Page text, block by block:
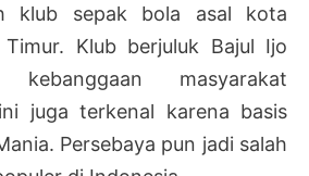
klub sepak bola asal kota
Klub berjuluk Bajul Ijo
masyarakat
juga terkenal karena basis
Persebaya pun jadi salah